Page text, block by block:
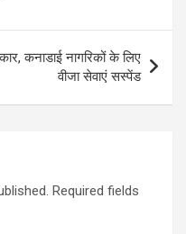
कनाडाई नागरिकों के लिए
वीजा सेवाएं सस्पेंड
Required fields